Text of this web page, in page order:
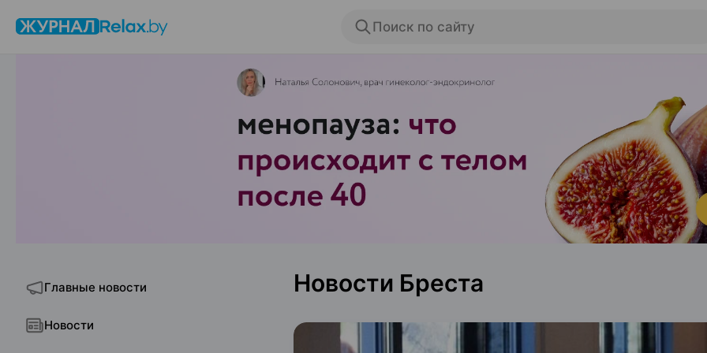
Поиск по сайту
ЭФФЕКТИВНАЯ РЕКЛАМА НА САЙТЕ
Главные новости
Новости
Новости Бреста